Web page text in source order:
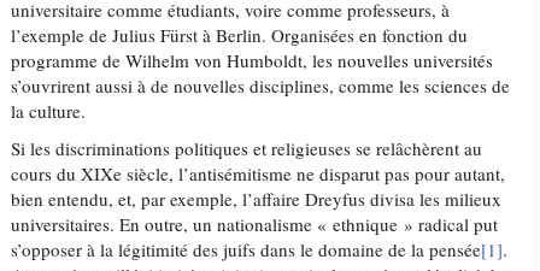
universitaire comme étudiants, voire comme professeurs, à
l’exemple de Julius Fürst à Berlin. Organisées en fonction du
programme de Wilhelm von Humboldt, les nouvelles universités
s’ouvrirent aussi à de nouvelles disciplines, comme les sciences de
la culture.
Si les discriminations politiques et religieuses se relâchèrent au
cours du XIXe siècle, l’antisémitisme ne disparut pas pour autant,
bien entendu, et, par exemple, l’affaire Dreyfus divisa les milieux
universitaires. En outre, un nationalisme « ethnique » radical put
s’opposer à la légitimité des juifs dans le domaine de la pensée[1].